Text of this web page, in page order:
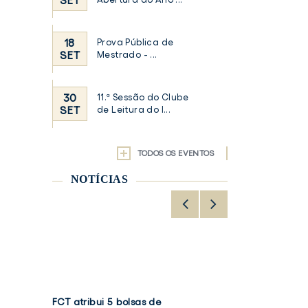
18
SET
Prova Pública de
Mestrado - ...
30
SET
11.ª Sessão do Clube
de Leitura do I...
TODOS OS EVENTOS
NOTÍCIAS
FCT
VER NOTÍCIA
FCT
FCT atribui 5 bolsas de